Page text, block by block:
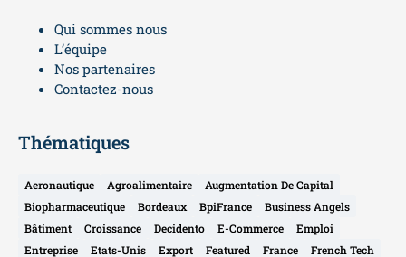
Qui sommes nous
L’équipe
Nos partenaires
Contactez-nous
Thématiques
Aeronautique Agroalimentaire
Augmentation De Capital
Biopharmaceutique
Bordeaux BpiFrance
Business Angels
Bâtiment
Croissance Decidento E-Commerce
Emploi
Entreprise
Etats-Unis Export Featured France
French Tech